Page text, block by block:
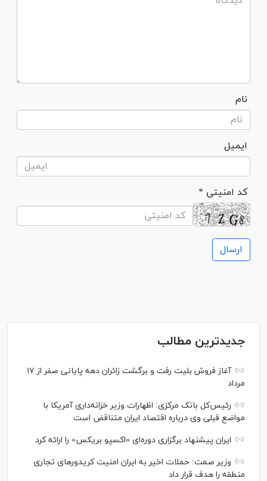
نام
ایمیل
* کد امنیتی
جدیدترین مطالب
آغاز فروش بلیت رفت و برگشت زائران دهه پایانی صفر از ۱۷
مرداد
رئیس‌کل بانک مرکزی: اظهارات وزیر خزانه‌داری آمریکا با
مواضع قبلی وی درباره اقتصاد ایران متناقض است
ایران پیشنهاد برگزاری دوره‌ای «اکسپو بریکس» را ارائه کرد
وزیر صمت: حملات اخیر به ایران امنیت کریدورهای تجاری
منطقه را هدف قرار داد